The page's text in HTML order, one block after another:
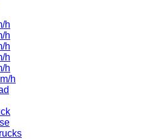
h
h
h
h
h
h